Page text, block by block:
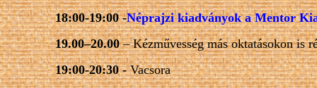
18:00-19:00 -Néprajzi kiadványok a Mentor
19.00–20.00– Kézművesség más oktatásokon is
19:00-20:30 -Vacsora